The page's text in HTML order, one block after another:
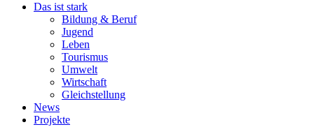
Das ist stark
Bildung & Beruf
Jugend
Leben
Tourismus
Umwelt
Wirtschaft
Gleichstellung
News
Projekte